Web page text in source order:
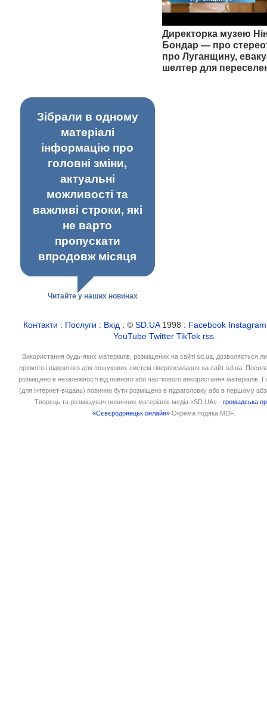
Директорка музею
Бондар — про
про Луганщину,
шелтер для
Зібрали в одному
матеріалі
інформацію про
головні зміни,
актуальні
можливості та
важливі строки, які
не варто
пропускати
впродовж місяця
Читайте у наших новинах
Контакти : Послуги : Вхід : ©SD.UA1998 : Facebook Instagram
YouTube Twitter TikTok rss
Використання будь-яких матеріалів, розміщених на сайті sd.ua, дозволяється
прямого і відкритого для пошукових систем гіперпосилання на сайт sd.ua.
розміщено в незалежності від повного або часткового використання матеріалів.
(для інтернет-видань) повинно бути розміщено в підзаголовку або в першому
Творець та розміщувач новинних матеріалів медіа «SD.UA» -громадська
«Сєвєродонецьк онлайн» Окрема подяка MDF.